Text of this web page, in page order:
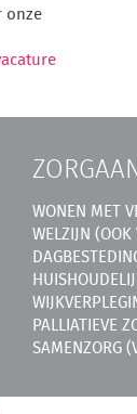
onze
WONEN MET
WELZIJN
PALLIATIEVE
SAMENZORG